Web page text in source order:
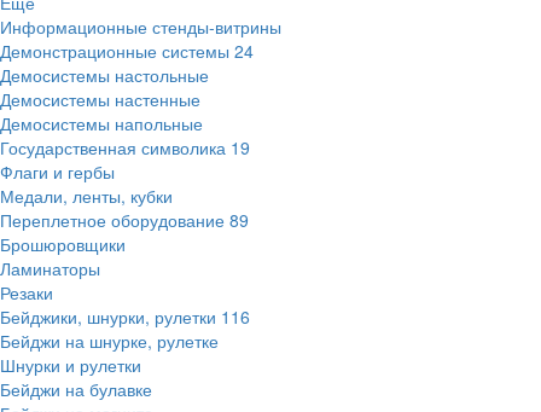
Информационные стенды-витрины
Демонстрационные системы 24
Демосистемы настольные
Демосистемы настенные
Демосистемы напольные
Государственная символика 19
Флаги и гербы
Медали, ленты, кубки
Переплетное оборудование 89
Брошюровщики
Ламинаторы
Резаки
Бейджики, шнурки, рулетки 116
Бейджи на шнурке, рулетке
Шнурки и рулетки
Бейджи на булавке